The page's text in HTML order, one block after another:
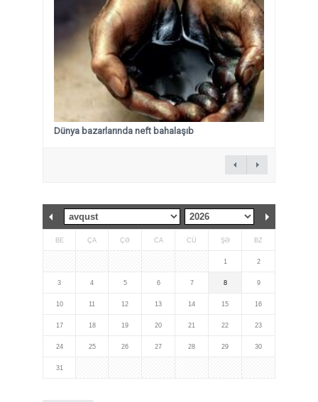
Dünya bazarlarında neft bahalaşıb
BE ÇA ÇƏ CA CÜ ŞƏ BZ
1 2
3 4 5 6 7 8 9
10 11 12 13 14 15 16
17 18 19 20 21 22 23
24 25 26 27 28 29 30
31